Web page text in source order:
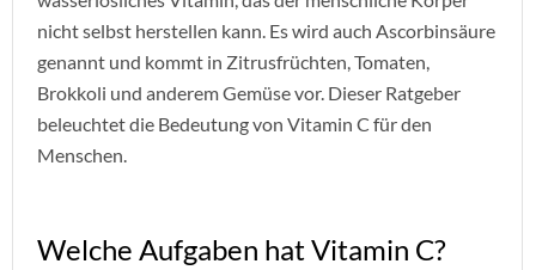
nicht selbst herstellen kann. Es wird auch Ascorbinsäure
genannt und kommt in Zitrusfrüchten, Tomaten,
Brokkoli und anderem Gemüse vor. Dieser Ratgeber
beleuchtet die Bedeutung von Vitamin C für den
Menschen.
Welche Aufgaben hat Vitamin C?